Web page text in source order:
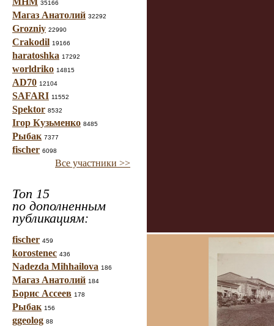
35166
Магаз Анатолий 32292
Grozniy 22990
Crakodil 19166
haratoshka 17292
worldriko 14815
AD70 12104
SAFARI 11552
Spektor 8532
Ігор Кузьменко 8485
Рыбак 7377
fischer 6098
Все участники >>
Топ 15
по дополненным
публикациям:
fischer 459
korostenec 436
Nadezda Mihhailova 186
Магаз Анатолий 184
Борис Ассеев 178
Рыбак 156
ggeolog 88